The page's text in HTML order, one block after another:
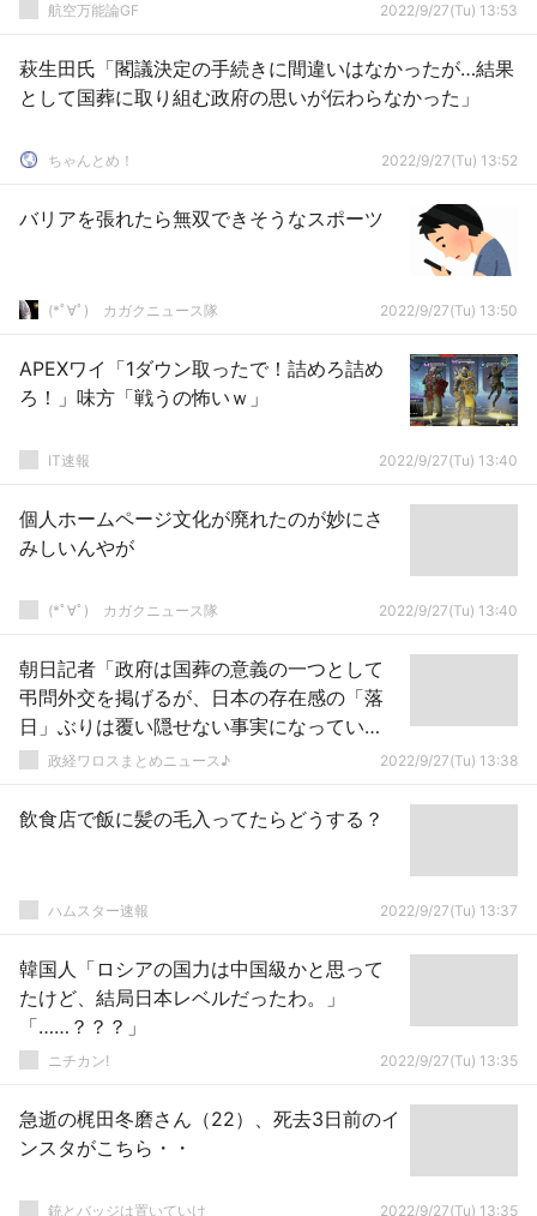
航空万能論GF 2022/9/27(Tu) 13:53
萩生田氏「閣議決定の手続きに間違いはなかったが…結果
として国葬に取り組む政府の思いが伝わらなかった」
ちゃんとめ！ 2022/9/27(Tu) 13:52
バリアを張れたら無双できそうなスポーツ
(*ﾟ∀ﾟ)ゞカガクニュース隊 2022/9/27(Tu) 13:50
APEXワイ「1ダウン取ったで！詰めろ詰め
ろ！」味方「戦うの怖いｗ」
IT速報 2022/9/27(Tu) 13:40
個人ホームページ文化が廃れたのが妙にさ
みしいんやが
(*ﾟ∀ﾟ)ゞカガクニュース隊 2022/9/27(Tu) 13:40
朝日記者「政府は国葬の意義の一つとして
弔問外交を掲げるが、日本の存在感の「落
日」ぶりは覆い隠せない事実になってい
る！」政経ワロスまとめニュース♪ 2022/9/27(Tu) 13:38
飲食店で飯に髪の毛入ってたらどうする？
ハムスター速報 2022/9/27(Tu) 13:37
韓国人「ロシアの国力は中国級かと思って
たけど、結局日本レベルだったわ。」
「……？？？」
ニチカン! 2022/9/27(Tu) 13:35
急逝の梶田冬磨さん（22）、死去3日前のイ
ンスタがこちら・・
銃とバッジは置いていけ 2022/9/27(Tu) 13:35